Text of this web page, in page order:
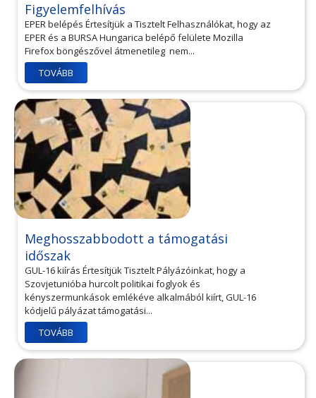
Figyelemfelhívás
EPER belépés Értesítjük a Tisztelt Felhasználókat, hogy az
EPER és a BURSA Hungarica belépő felülete Mozilla
Firefox böngészővel átmenetileg nem...
TOVÁBB
Meghosszabbodott a támogatási
időszak
GUL-16 kiírás Értesítjük Tisztelt Pályázóinkat, hogy a
Szovjetunióba hurcolt politikai foglyok és
kényszermunkások emlékéve alkalmából kiírt, GUL-16
kódjelű pályázat támogatási...
TOVÁBB